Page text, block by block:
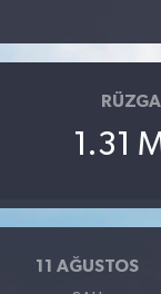
1.31
11 AĞUSTOS